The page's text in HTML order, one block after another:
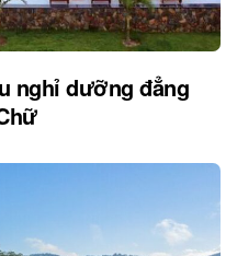
nghỉ dưỡng đẳng